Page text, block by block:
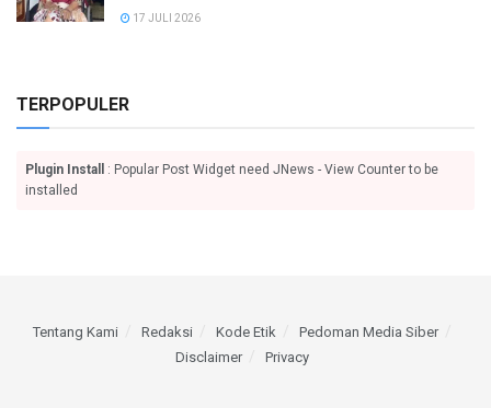
17 JULI 2026
TERPOPULER
Plugin Install
: Popular Post Widget need JNews - View Counter to be
installed
Tentang Kami Redaksi Kode Etik
Pedoman Media Siber
Disclaimer
Privacy